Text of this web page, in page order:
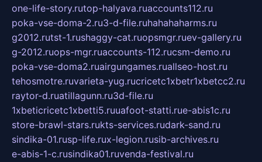
one-life-story.rutop-halyava.ruaccounts112.ru
poka-vse-doma-2.ru3-d-file.ruhahahaharms.ru
g2012.rutst-1.rushaggy-cat.ruopsmgr.ruev-gallery.ru
g-2012.ruops-mgr.ruaccounts-112.rucsm-demo.ru
poka-vse-doma2.ruairgungames.ruallseo-host.ru
tehosmotre.ruvarieta-yug.rucricetc1xbetr1xbetcc2.ru
raytor-d.ruatillagunn.ru3d-file.ru
1xbeticricetc1xbetti5.ruuafoot-statti.rue-abis1c.ru
store-brawl-stars.rukts-services.rudark-sand.ru
sindika-01.rusp-life.rux-legion.rusib-archives.ru
e-abis-1-c.rusindika01.ruvenda-festival.ru